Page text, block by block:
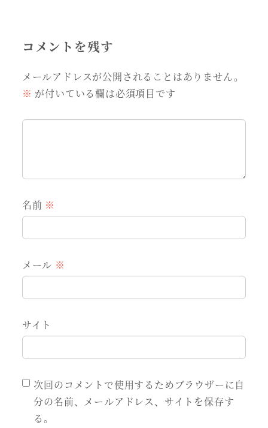
コメントを残す
メールアドレスが公開されることはありません。
※ が付いている欄は必須項目です
名前 ※
メール ※
サイト
次回のコメントで使用するためブラウザーに自
分の名前、メールアドレス、サイトを保存す
る。